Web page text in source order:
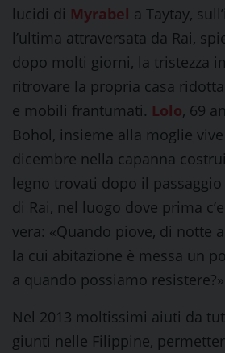
lucidi di Myrabel a Taytay,
l’ultima attraversata da Rai,
dopo molti giorni, la tristezza
ritrovare la propria casa
e mobili frantumati. Lolo, 69
Bohol, insieme alla moglie
dicembre nella capanna
legno trovati dopo il
di Rai, nel luogo dove prima
vera: «Quando piove, di notte
la cui abitazione è messa un
a quando possiamo
Nel 2013 moltissimi aiuti da
giunti nelle Filippine,